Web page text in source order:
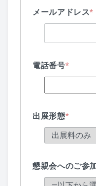
メールアドレス*
電話番号*
出展形態*
懇親会へのご参